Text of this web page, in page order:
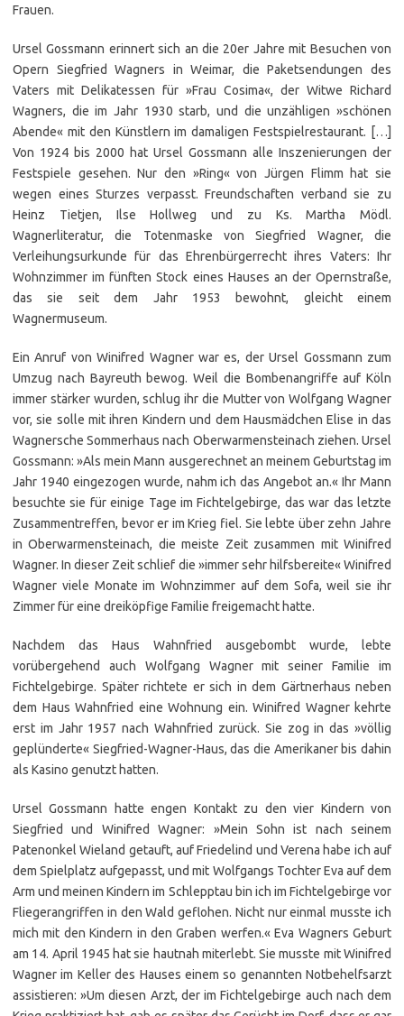
Frauen.
Ursel Gossmann erinnert sich an die 20er Jahre mit Besuchen von
Opern Siegfried Wagners in Weimar, die Paketsendungen des
Vaters mit Delikatessen für »Frau Cosima«, der Witwe Richard
Wagners, die im Jahr 1930 starb, und die unzähligen »schönen
Abende« mit den Künstlern im damaligen Festspielrestaurant. […]
Von 1924 bis 2000 hat Ursel Gossmann alle Inszenierungen der
Festspiele gesehen. Nur den »Ring« von Jürgen Flimm hat sie
wegen eines Sturzes verpasst. Freundschaften verband sie zu
Heinz Tietjen, Ilse Hollweg und zu Ks. Martha Mödl.
Wagnerliteratur, die Totenmaske von Siegfried Wagner, die
Verleihungsurkunde für das Ehrenbürgerrecht ihres Vaters: Ihr
Wohnzimmer im fünften Stock eines Hauses an der Opernstraße,
das sie seit dem Jahr 1953 bewohnt, gleicht einem
Wagnermuseum.
Ein Anruf von Winifred Wagner war es, der Ursel Gossmann zum
Umzug nach Bayreuth bewog. Weil die Bombenangriffe auf Köln
immer stärker wurden, schlug ihr die Mutter von Wolfgang Wagner
vor, sie solle mit ihren Kindern und dem Hausmädchen Elise in das
Wagnersche Sommerhaus nach Oberwarmensteinach ziehen. Ursel
Gossmann: »Als mein Mann ausgerechnet an meinem Geburtstag im
Jahr 1940 eingezogen wurde, nahm ich das Angebot an.« Ihr Mann
besuchte sie für einige Tage im Fichtelgebirge, das war das letzte
Zusammentreffen, bevor er im Krieg fiel. Sie lebte über zehn Jahre
in Oberwarmensteinach, die meiste Zeit zusammen mit Winifred
Wagner. In dieser Zeit schlief die »immer sehr hilfsbereite« Winifred
Wagner viele Monate im Wohnzimmer auf dem Sofa, weil sie ihr
Zimmer für eine dreiköpfige Familie freigemacht hatte.
Nachdem das Haus Wahnfried ausgebombt wurde, lebte
vorübergehend auch Wolfgang Wagner mit seiner Familie im
Fichtelgebirge. Später richtete er sich in dem Gärtnerhaus neben
dem Haus Wahnfried eine Wohnung ein. Winifred Wagner kehrte
erst im Jahr 1957 nach Wahnfried zurück. Sie zog in das »völlig
geplünderte« Siegfried-Wagner-Haus, das die Amerikaner bis dahin
als Kasino genutzt hatten.
Ursel Gossmann hatte engen Kontakt zu den vier Kindern von
Siegfried und Winifred Wagner: »Mein Sohn ist nach seinem
Patenonkel Wieland getauft, auf Friedelind und Verena habe ich auf
dem Spielplatz aufgepasst, und mit Wolfgangs Tochter Eva auf dem
Arm und meinen Kindern im Schlepptau bin ich im Fichtelgebirge vor
Fliegerangriffen in den Wald geflohen. Nicht nur einmal musste ich
mich mit den Kindern in den Graben werfen.« Eva Wagners Geburt
am 14. April 1945 hat sie hautnah miterlebt. Sie musste mit Winifred
Wagner im Keller des Hauses einem so genannten Notbehelfsarzt
assistieren: »Um diesen Arzt, der im Fichtelgebirge auch nach dem